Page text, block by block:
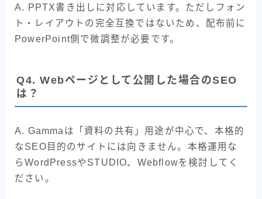
A. PPTX書き出しに対応しています。ただしフォン
ト・レイアウトの完全互換ではないため、配布前に
PowerPoint側で微調整が必要です。
Q4. Webページとして公開した場合のSEO
は？
A. Gammaは「資料の共有」用途が中心で、本格的
なSEO目的のサイトには向きません。本格運用な
らWordPressやSTUDIO、Webflowを検討してく
ださい。